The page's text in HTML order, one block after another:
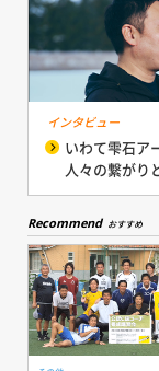
インタビュー
いわて雫石ア
人々の繋がり
Recommend おすすめ